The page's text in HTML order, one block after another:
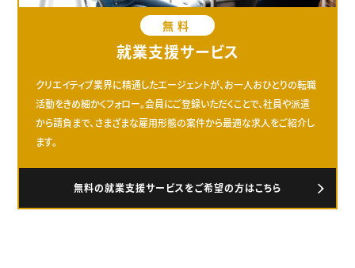
無料
就業支援サービス
クリエイティブ業界に精通したエージェントが、お一人おひとりの転職
活動をきめ細かくフォロー。会員にご登録いただくことで、社員や派遣
から請負まで、さまざまな雇用形態の案件から最適な求人をご紹介し
ます。
無料の就業支援サービスをご希望の方はこちら